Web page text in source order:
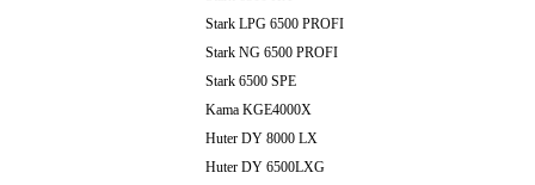
Stark LPG 6500 PROFI
Stark NG 6500 PROFI
Stark 6500 SPE
Kama KGE4000X
Huter DY 8000 LX
Huter DY 6500LXG